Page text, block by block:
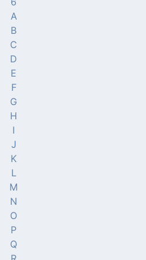
A
B
C
D
E
F
G
H
I
J
K
L
M
N
O
P
Q